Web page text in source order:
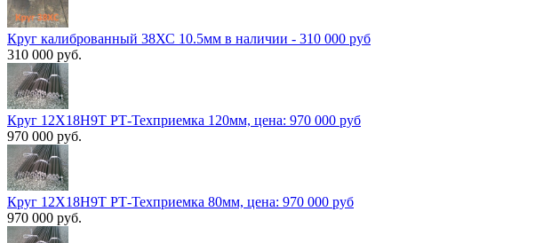
Круг калиброванный 38ХС 10.5мм в наличии - 310 000 руб
310 000 руб.
Круг 12Х18Н9Т РТ-Техприемка 120мм, цена: 970 000 руб
970 000 руб.
Круг 12Х18Н9Т РТ-Техприемка 80мм, цена: 970 000 руб
970 000 руб.